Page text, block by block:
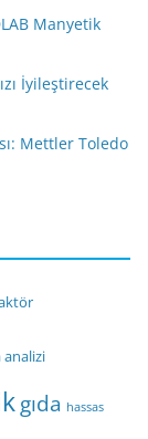
Manyetik
İyileştirecek
Mettler Toledo
analizi
gıda hassas